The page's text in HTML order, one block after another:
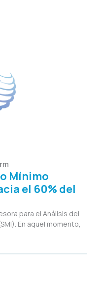
Mínimo
el 60% del
para el Análisis del
En aquel momento,